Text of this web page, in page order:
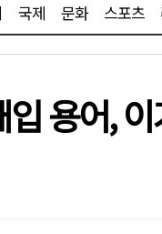
국제 문화 스포츠
용어,